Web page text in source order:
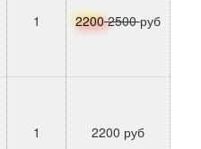
1 22002500руб
1 2200 руб